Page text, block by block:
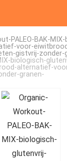
PALEO-BAK-
voor-
gistvrij-zonder-
biologisch-
alternatief-
granen-